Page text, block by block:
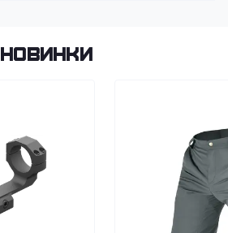
Новинки